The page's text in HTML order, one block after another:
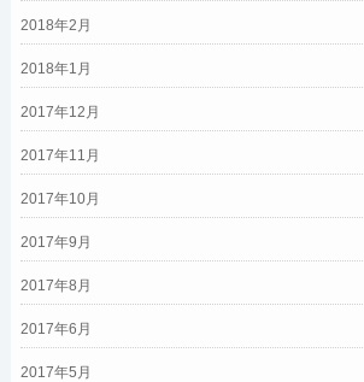
2018年2月
2018年1月
2017年12月
2017年11月
2017年10月
2017年9月
2017年8月
2017年6月
2017年5月